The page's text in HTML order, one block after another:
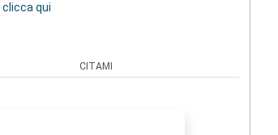
clicca qui
CITAMI